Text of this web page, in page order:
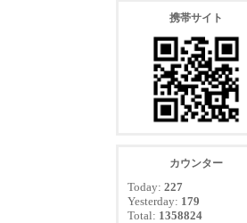
携帯サイト
カウンター
Today: 227
Yesterday: 179
Total: 1358824